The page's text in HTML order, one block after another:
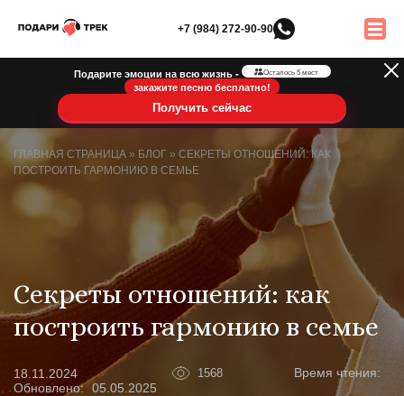
+7 (984) 272-90-90
Подарите эмоции на всю жизнь - Осталось 5 мест
закажите песню бесплатно!
Получить сейчас
ГЛАВНАЯ СТРАНИЦА » БЛОГ » СЕКРЕТЫ ОТНОШЕНИЙ: КАК
ПОСТРОИТЬ ГАРМОНИЮ В СЕМЬЕ
Секреты отношений: как
построить гармонию в семье
18.11.2024 1568
Время чтения:
Обновлено: 05.05.2025